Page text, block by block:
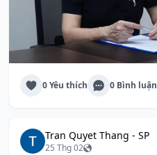
0 Yêu thích 0 Bình luận
Tran Quyet Thang - SP
25 Thg 02